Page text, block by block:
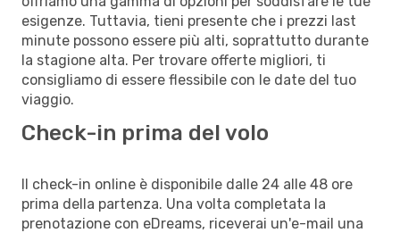
esigenze. Tuttavia, tieni presente che i prezzi last
minute possono essere più alti, soprattutto durante
la stagione alta. Per trovare offerte migliori, ti
consigliamo di essere flessibile con le date del tuo
viaggio.
Check-in prima del volo
Il check-in online è disponibile dalle 24 alle 48 ore
prima della partenza. Una volta completata la
prenotazione con eDreams, riceverai un'e-mail una